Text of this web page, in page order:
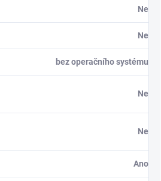
Ne
Ne
bez operačního systému
Ne
Ne
Ano